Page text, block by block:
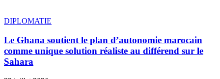
DIPLOMATIE
Le Ghana soutient le plan d’autonomie marocain
comme unique solution réaliste au différend sur le
Sahara